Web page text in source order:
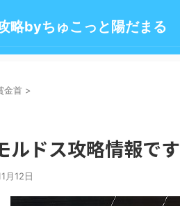
略byちゅこっと陽だまる
金首 >
ルドス攻略情報です
月12日